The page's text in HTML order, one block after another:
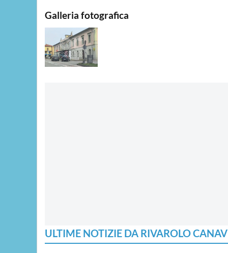
Galleria fotografica
ULTIME NOTIZIE DA RIVAROLO